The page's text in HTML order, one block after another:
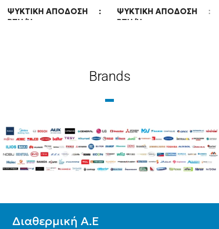
ΨΥΚΤΙΚΉ ΑΠΌΔΟΣΗ
BTU/H
WIFI Standard
ΧΡΏΜΑ Λευκό
ΨΥΚΤΙΚΉ ΑΠΌΔΟΣΗ
BTU/H
ΕΝΕΡΓΕΙΑΚΉ ΚΛΆΣΗ
WIFI Standard
ΧΡΏΜΑ Λευκό
Brands
Διαθερμική Α.Ε